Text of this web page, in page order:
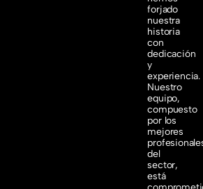
forjado
nuestra
historia
con
dedicación
y
experiencia.
Nuestro
equipo,
compuesto
por los
mejores
del
sector,
está